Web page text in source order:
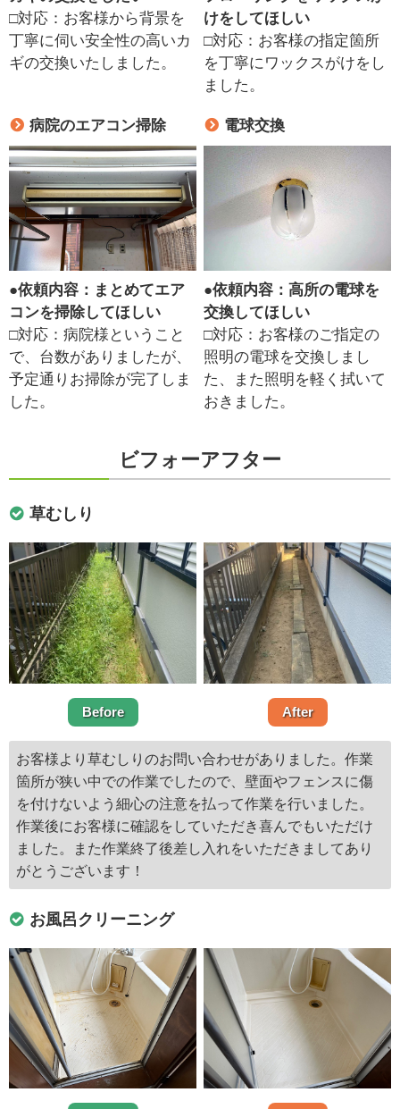
□対応：お客様から背景を
丁寧に伺い安全性の高いカ
ギの交換いたしました。
けをしてほしい
□対応：お客様の指定箇所
を丁寧にワックスがけをし
ました。
病院のエアコン掃除
●依頼内容：まとめてエア
コンを掃除してほしい
□対応：病院様ということ
で、台数がありましたが、
予定通りお掃除が完了しま
した。
電球交換
●依頼内容：高所の電球を
交換してほしい
□対応：お客様のご指定の
照明の電球を交換しまし
た、また照明を軽く拭いて
おきました。
ビフォーアフター
草むしり
Before After
お客様より草むしりのお問い合わせがありました。作業
箇所が狭い中での作業でしたので、壁面やフェンスに傷
を付けないよう細心の注意を払って作業を行いました。
作業後にお客様に確認をしていただき喜んでもいただけ
ました。また作業終了後差し入れをいただきましてあり
がとうございます！
お風呂クリーニング